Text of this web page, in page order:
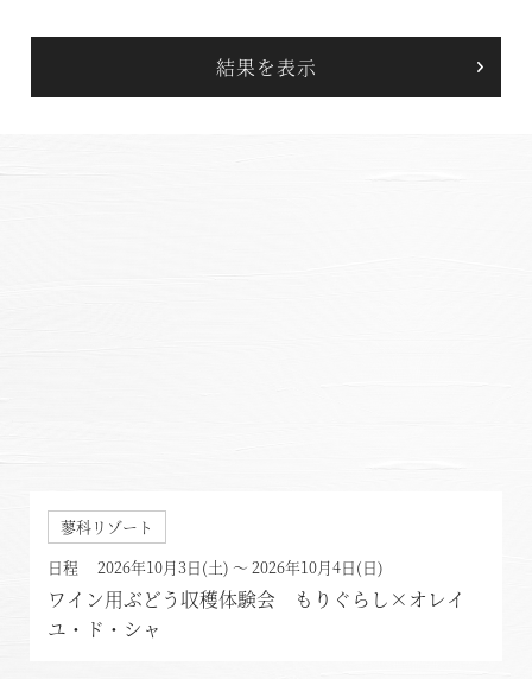
宿泊予約
RESERVE京都東山
蓼科リゾート
日程 2026年10月3日(土) ～ 2026年10月4日(日)
ワイン用ぶどう収穫体験会 もりぐらし×オレイ
ユ・ド・シャ